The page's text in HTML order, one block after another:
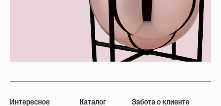
Интересное Каталог Забота о клиенте